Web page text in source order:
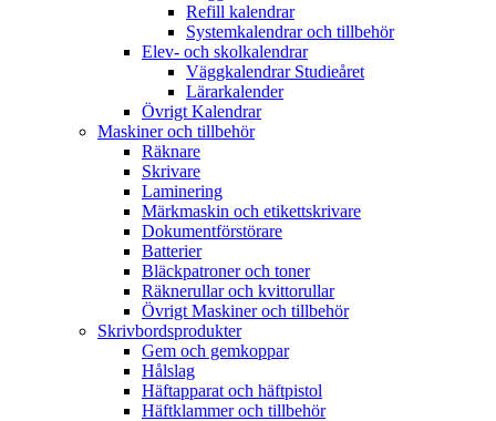
Refill kalendrar
Systemkalendrar och tillbehör
Elev- och skolkalendrar
Väggkalendrar Studieåret
Lärarkalender
Övrigt Kalendrar
Maskiner och tillbehör
Räknare
Skrivare
Laminering
Märkmaskin och etikettskrivare
Dokumentförstörare
Batterier
Bläckpatroner och toner
Räknerullar och kvittorullar
Övrigt Maskiner och tillbehör
Skrivbordsprodukter
Gem och gemkoppar
Hålslag
Häftapparat och häftpistol
Häftklammer och tillbehör